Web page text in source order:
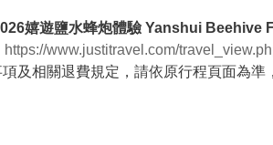
嬉遊鹽水蜂炮體驗 Yanshui Beehive
https://www.justitravel.com/
及相關退費規定，請依原行程頁面為準